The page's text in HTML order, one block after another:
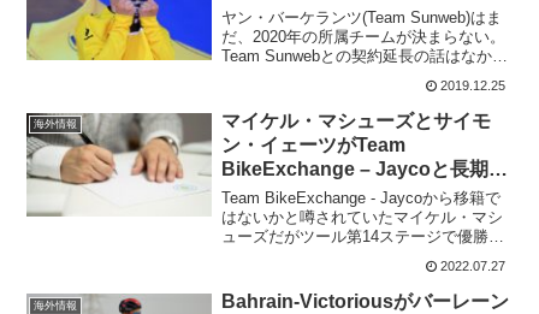
ヤン・バーケランツ(Team Sunweb)はま
だ、2020年の所属チームが決まらない。
Team Sunwebとの契約延長の話はなかっ
た。33歳の彼は2014年のツール・ド・フ
ランスでは第2ステージでサガンを振り切
ってステージ優勝。マイヨ・...
2019.12.25
海外情報
マイケル・マシューズとサイモ
ン・イェーツがTeam
BikeExchange – Jaycoと長期契
約更新
Team BikeExchange - Jaycoから移籍で
はないかと噂されていたマイケル・マシ
ューズだがツール第14ステージで優勝。
その活躍もあってか、ツール期間中に契
約更新の嬉しいニューズが届いている。
そして、サイモン・イェーツも無事に...
2022.07.27
海外情報
Bahrain-Victoriousがバーレーン